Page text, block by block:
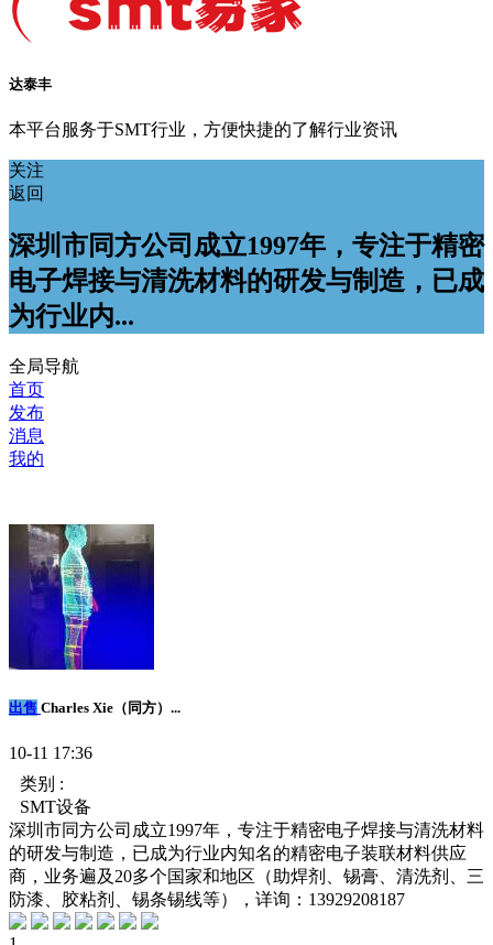
达泰丰
本平台服务于SMT行业，方便快捷的了解行业资讯
关注
返回
深圳市同方公司成立1997年，专注于精密
电子焊接与清洗材料的研发与制造，已成
为行业内...
全局导航
首页
发布
消息
我的
出售 Charles Xie（同方）...
10-11 17:36
类别 :
SMT设备
深圳市同方公司成立1997年，专注于精密电子焊接与清洗材料
的研发与制造，已成为行业内知名的精密电子装联材料供应
商，业务遍及20多个国家和地区（助焊剂、锡膏、清洗剂、三
防漆、胶粘剂、锡条锡线等），详询：13929208187